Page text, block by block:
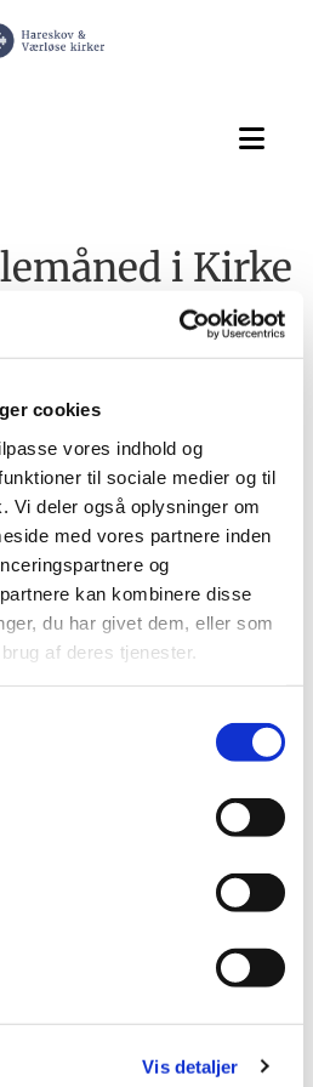
cookies
vores indhold og
til sociale medier og til
Vi deler også oplysninger om
med vores partnere inden
og
kan kombinere disse
du har givet dem, eller som
af deres tjenester.
Vis detaljer
i Kirke